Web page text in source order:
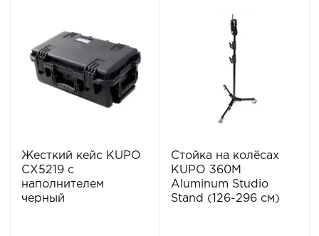
Жесткий кейс KUPO
CX5219 с
наполнителем
черный
Стойка на колёсах
KUPO 360M
Aluminum Studio
Stand (126-296 см)